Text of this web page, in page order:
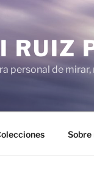
RUIZ
personal de
Sobre